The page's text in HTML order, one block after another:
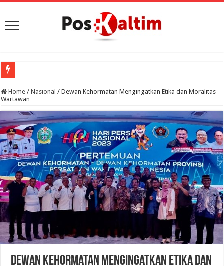
Home / Nasional / Dewan Kehormatan Mengingatkan Etika dan Moralitas
Wartawan
Dewan Kehormatan Mengingatkan Etika dan